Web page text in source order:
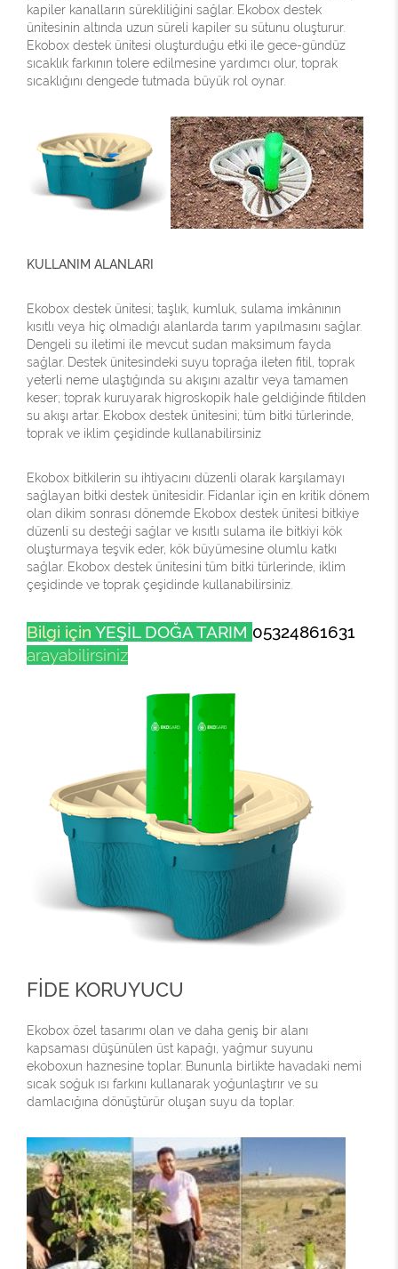
kapiler kanalların sürekliliğini sağlar. Ekobox destek
ünitesinin altında uzun süreli kapiler su sütunu oluşturur.
Ekobox destek ünitesi oluşturduğu etki ile gece-gündüz
sıcaklık farkının tolere edilmesine yardımcı olur, toprak
sıcaklığını dengede tutmada büyük rol oynar.
KULLANIM ALANLARI
Ekobox destek ünitesi; taşlık, kumluk, sulama imkânının
kısıtlı veya hiç olmadığı alanlarda tarım yapılmasını sağlar.
Dengeli su iletimi ile mevcut sudan maksimum fayda
sağlar. Destek ünitesindeki suyu toprağa ileten fitil, toprak
yeterli neme ulaştığında su akışını azaltır veya tamamen
keser; toprak kuruyarak higroskopik hale geldiğinde fitilden
su akışı artar. Ekobox destek ünitesini; tüm bitki türlerinde,
toprak ve iklim çeşidinde kullanabilirsiniz
Ekobox bitkilerin su ihtiyacını düzenli olarak karşılamayı
sağlayan bitki destek ünitesidir. Fidanlar için en kritik dönem
olan dikim sonrası dönemde Ekobox destek ünitesi bitkiye
düzenli su desteği sağlar ve kısıtlı sulama ile bitkiyi kök
oluşturmaya teşvik eder, kök büyümesine olumlu katkı
sağlar. Ekobox destek ünitesini tüm bitki türlerinde, iklim
çeşidinde ve toprak çeşidinde kullanabilirsiniz.
Bilgi için YEŞİL DOĞA TARIM 05324861631
arayabilirsiniz
FİDE KORUYUCU
Ekobox özel tasarımı olan ve daha geniş bir alanı
kapsaması düşünülen üst kapağı, yağmur suyunu
ekoboxun haznesine toplar. Bununla birlikte havadaki nemi
sıcak soğuk ısı farkını kullanarak yoğunlaştırır ve su
damlacığına dönüştürür oluşan suyu da toplar.